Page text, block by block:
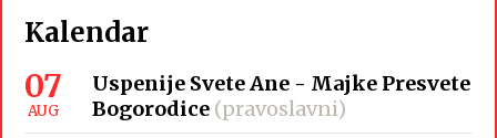
Kalendar
07
AUG
Uspenije Svete Ane - Majke Presvete
Bogorodice (pravoslavni)